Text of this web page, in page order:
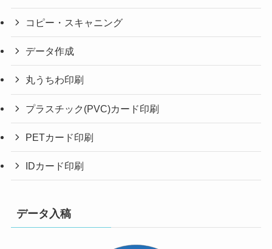
コピー・スキャニング
データ作成
丸うちわ印刷
プラスチック(PVC)カード印刷
PETカード印刷
IDカード印刷
データ入稿